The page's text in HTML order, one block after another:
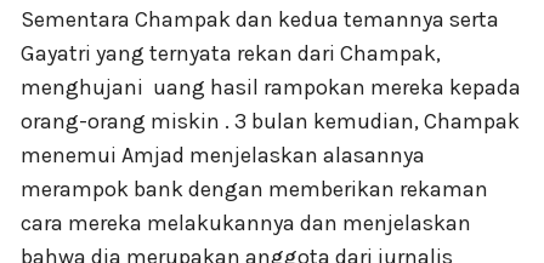
Sementara Champak dan kedua temannya serta
Gayatri yang ternyata rekan dari Champak,
menghujani uang hasil rampokan mereka kepada
orang-orang miskin . 3 bulan kemudian, Champak
menemui Amjad menjelaskan alasannya
merampok bank dengan memberikan rekaman
cara mereka melakukannya dan menjelaskan
bahwa dia merupakan anggota dari jurnalis